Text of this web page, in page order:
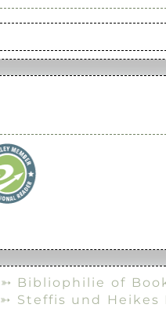
➳ Bibliophilie of
➳ Steffis und Heikes